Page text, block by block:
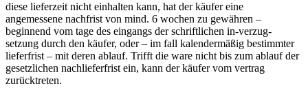
diese lieferzeit nicht einhalten kann, hat der käufer eine
angemessene nachfrist von mind. 6 wochen zu gewähren –
beginnend vom tage des eingangs der schriftlichen in-verzug-
setzung durch den käufer, oder – im fall kalendermäßig bestimmter
lieferfrist – mit deren ablauf. Trifft die ware nicht bis zum ablauf der
gesetzlichen nachlieferfrist ein, kann der käufer vom vertrag
zurücktreten.